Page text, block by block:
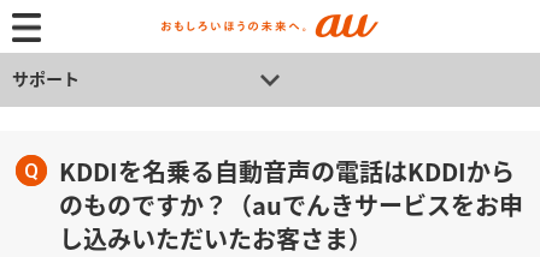
サポート
KDDIを名乗る自動音声の電話はKDDIから
のものですか？（auでんきサービスをお申
し込みいただいたお客さま）